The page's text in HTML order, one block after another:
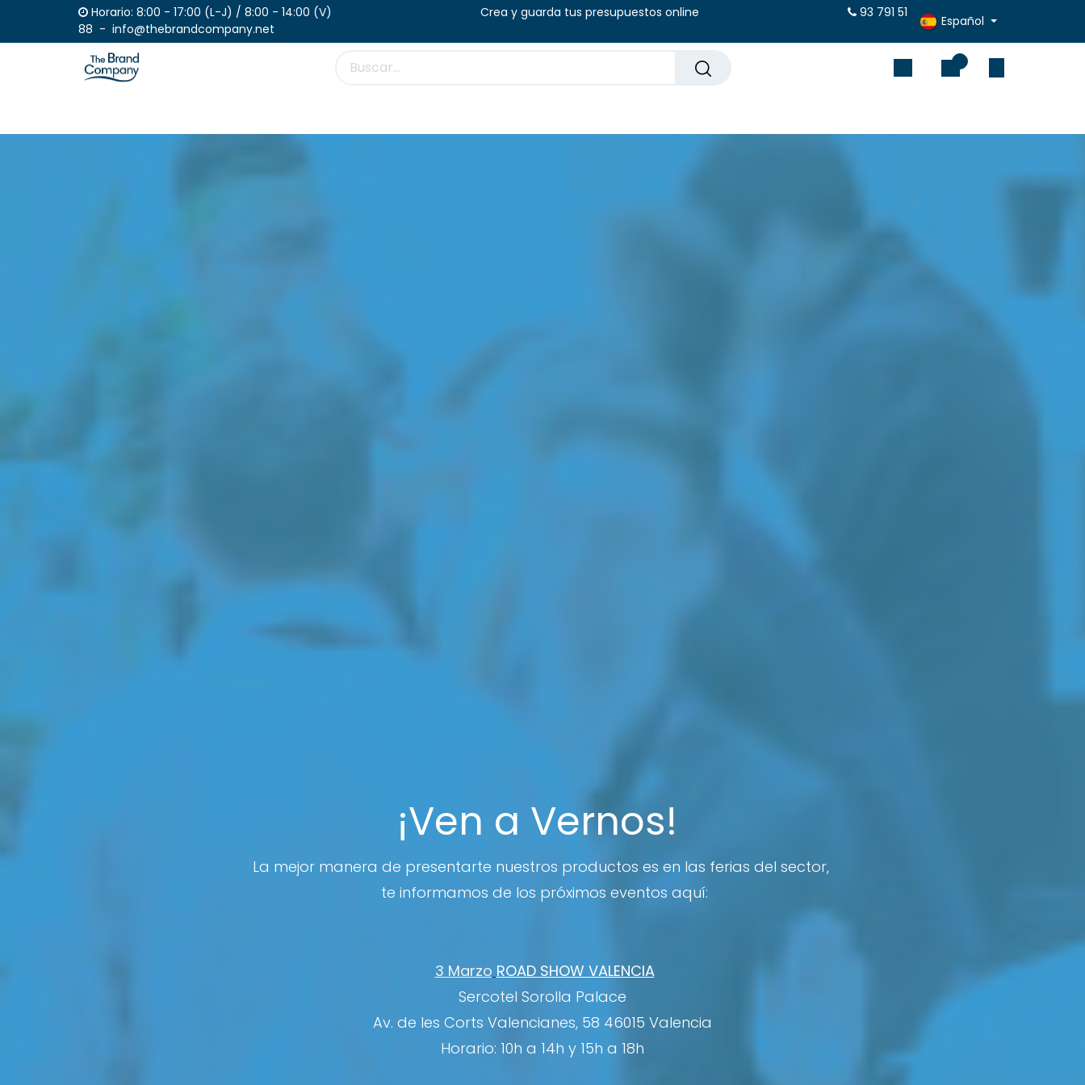
Ir al contenidoHorario: 8:00 - 17:00 (L-J) / 8:00 - 14:00 (V) Crea y guarda tus presupuestos online
93 791 51
88 - info@thebrandcompany.net
Español
¡Ven a Vernos!
La mejor manera de presentarte nuestros productos es en las ferias del sector,
te informamos de los próximos eventos aquí:
3 Marzo ROAD SHOW VALENCIA
Sercotel Sorolla Palace
Av. de les Corts Valencianes, 58 46015 Valencia
Horario: 10h a 14h y 15h a 18h